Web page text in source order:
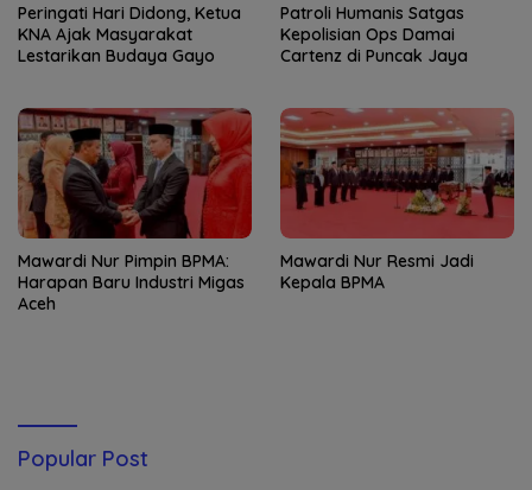
Peringati Hari Didong, Ketua
KNA Ajak Masyarakat
Lestarikan Budaya Gayo
Patroli Humanis Satgas
Kepolisian Ops Damai
Cartenz di Puncak Jaya
Mawardi Nur Pimpin BPMA:
Harapan Baru Industri Migas
Aceh
Mawardi Nur Resmi Jadi
Kepala BPMA
Popular Post